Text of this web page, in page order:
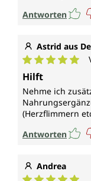
Antworten
Astrid aus
Hilft
Nehme ich
(Herzflimmern
Antworten
Andrea